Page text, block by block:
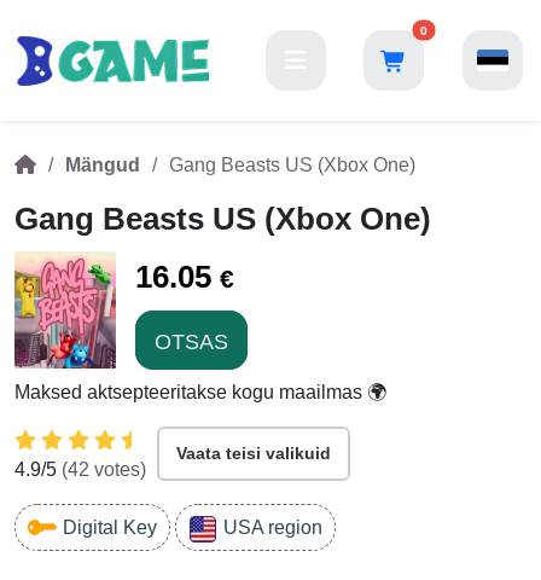
0
Mängud Gang Beasts US (Xbox One)
Gang Beasts US (Xbox One)
16.05 €
OTSAS
Maksed aktsepteeritakse kogu maailmas 🌍
4.9/5 (42 votes)
Vaata teisi valikuid
Digital Key USA region